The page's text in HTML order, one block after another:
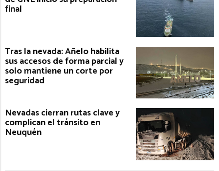
final
Tras la nevada: Añelo habilita
sus accesos de forma parcial y
solo mantiene un corte por
seguridad
Nevadas cierran rutas clave y
complican el tránsito en
Neuquén